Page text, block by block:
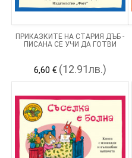
ПРИКАЗКИТЕ НА СТАРИЯ ДЪБ -
ПИСАНА СЕ УЧИ ДА ГОТВИ
6,60 € (12.91лв.)